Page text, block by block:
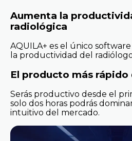
Aumenta la
radiológica
AQUILA+ es el único
la productividad del
El producto más
Serás productivo desde el
solo dos horas podrás
intuitivo del mercado.